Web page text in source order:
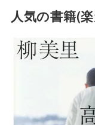
人気の書籍(